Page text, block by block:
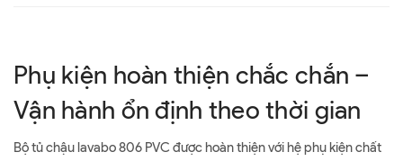
Phụ kiện hoàn thiện chắc chắn –
Vận hành ổn định theo thời gian
Bộ tủ chậu lavabo 806 PVC được hoàn thiện với hệ phụ kiện chất